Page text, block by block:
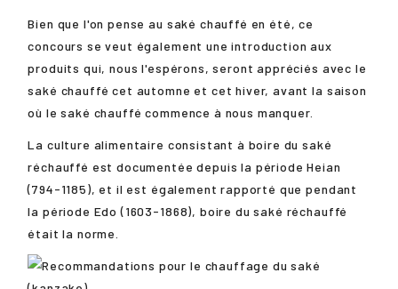
Bien que l'on pense au saké chauffé en été, ce
concours se veut également une introduction aux
produits qui, nous l'espérons, seront appréciés avec le
saké chauffé cet automne et cet hiver, avant la saison
où le saké chauffé commence à nous manquer.
La culture alimentaire consistant à boire du saké
réchauffé est documentée depuis la période Heian
(794-1185), et il est également rapporté que pendant
la période Edo (1603-1868), boire du saké réchauffé
était la norme.